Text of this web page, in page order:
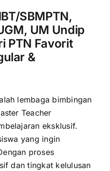
SBMPTN,
UM Undip
PTN Favorit
&
lembaga bimbingan
Teacher
eksklusif.
yang ingin
proses
dan tingkat kelulusan